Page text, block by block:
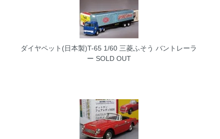
ダイヤペット(日本製)T-65 1/60 三菱ふそう バントレーラ
ー SOLD OUT